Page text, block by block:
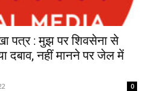
पत्र : मुझ पर शिवसेना से
दबाव, नहीं मानने पर जेल में
0